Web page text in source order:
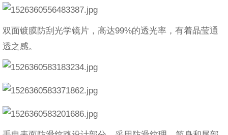
双面镀膜防刮光学镜片，高达99%的透光率，有着晶莹通
透之感。